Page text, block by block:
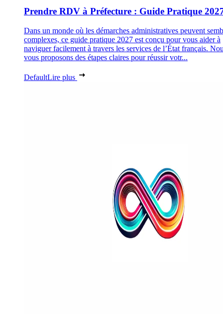
Prendre RDV à Préfecture : Guide Pratique
Dans un monde où les démarches administratives peuvent
complexes, ce guide pratique 2027 est conçu pour vous aider à
naviguer facilement à travers les services de l’État français.
vous proposons des étapes claires pour réussir votr...
DefaultLire plus